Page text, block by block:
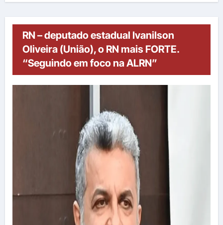
RN – deputado estadual Ivanilson
Oliveira (União), o RN mais FORTE.
“Seguindo em foco na ALRN”